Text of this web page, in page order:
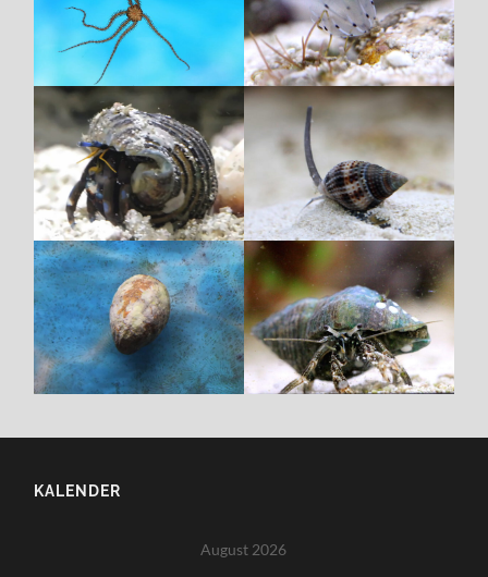
KALENDER
August 2026